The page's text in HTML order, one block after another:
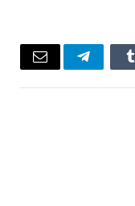
Tumblr تيلقرامالبريد